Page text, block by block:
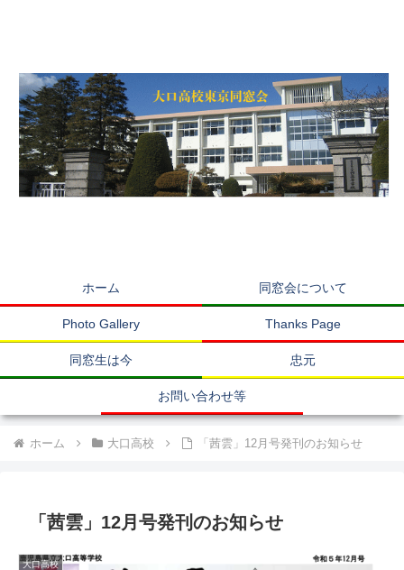
ホーム 同窓会について
Photo Gallery Thanks Page
同窓生は今 忠元
お問い合わせ等
ホーム 大口高校 「茜雲」12月号発刊のお知らせ
「茜雲」12月号発刊のお知らせ
大口高校